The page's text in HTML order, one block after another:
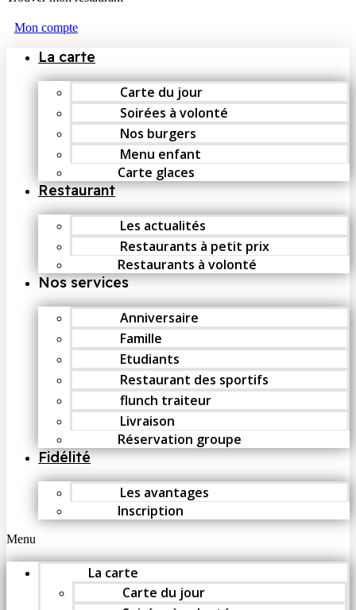
Mon compte
La carte
Carte du jour
Soirées à volonté
Nos burgers
Menu enfant
Carte glaces
Restaurant
Les actualités
Restaurants à petit prix
Restaurants à volonté
Nos services
Anniversaire
Famille
Etudiants
Restaurant des sportifs
flunch traiteur
Livraison
Réservation groupe
Fidélité
Les avantages
Inscription
Menu
La carte
Carte du jour